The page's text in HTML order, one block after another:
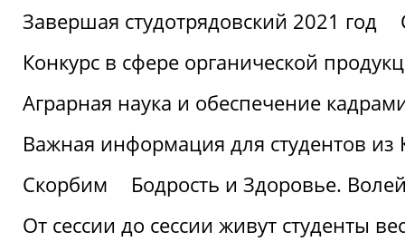
Завершая студотрядовский 2021 год
Конкурс в сфере органической
Аграрная наука и обеспечение
Важная информация для студентов из
Скорбим
Бодрость и Здоровье.
От сессии до сессии живут студенты